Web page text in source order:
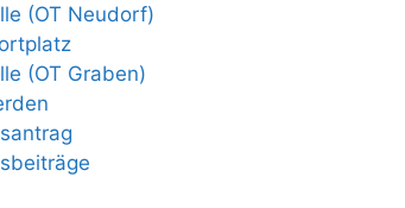
(OT Neudorf)
(OT Graben)